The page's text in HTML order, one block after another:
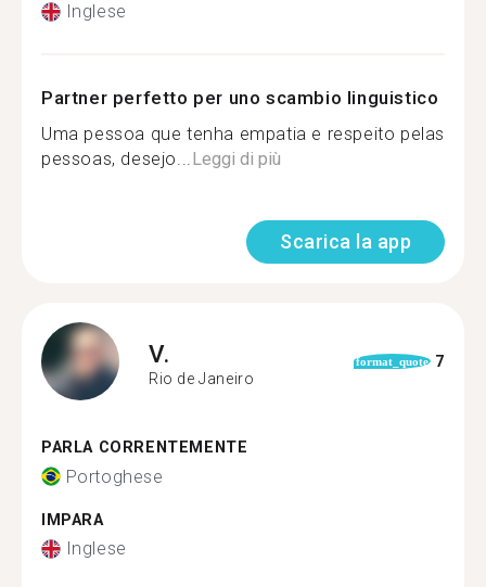
Inglese
Partner perfetto per uno scambio linguistico
Uma pessoa que tenha empatia e respeito pelas
pessoas, desejo...Leggi di più
Scarica la app
V.
Rio de Janeiro
format_quote 7
PARLA CORRENTEMENTE
Portoghese
IMPARA
Inglese